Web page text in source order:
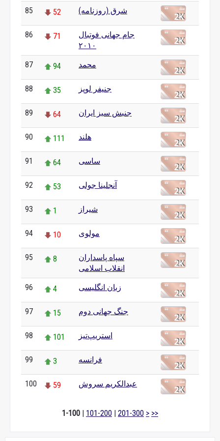
85 52 شرق (روزنامه)
86 71
جام جهانی فوتبال
۲۰۱۰
87 94 محمد
88 35 جنیفر لوپز
89 64 جنبش سبز ایران
90 111 هلند
91 64 ساسی
92 53 آنجلینا جولی
93 1 شیراز
94 10 مولوی
95 8
سپاه پاسداران
انقلاب اسلامی
96 4 زبان انگلیسی
97 15 جنگ جهانی دوم
98 101 استریپ‌تیز
99 3 فرانسه
100 59 عبدالکریم سروش
1-100 | 101-200 | 201-300 > >>